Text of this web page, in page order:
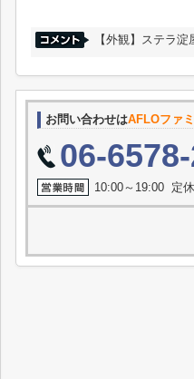
【外観】ステラ
お問い合わせはAFLOファ
06-
10:00～19:00 定